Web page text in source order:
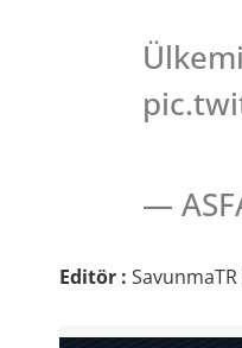
—
Editör :